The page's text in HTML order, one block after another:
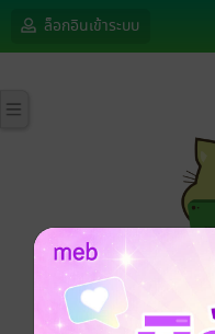
ล็อกอินเข้าระบบ
กรุณาเข้าสู่ระบ